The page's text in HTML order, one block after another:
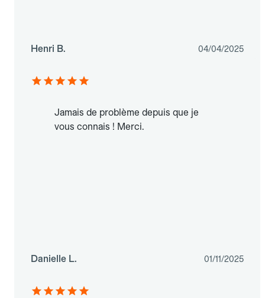
Henri B. 04/04/2025
Jamais de problème depuis que je
vous connais ! Merci.
Danielle L. 01/11/2025